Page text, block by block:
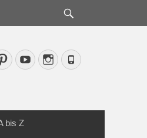
PinterestYouTubeInstagram
Phone
bis Z